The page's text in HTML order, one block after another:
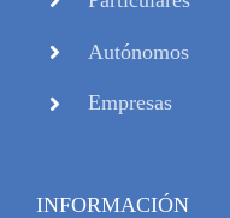
Autónomos
Empresas
INFORMACIÓN